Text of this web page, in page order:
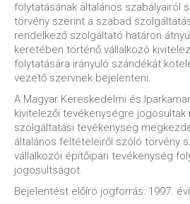
folytatásának általános szabályairól
törvény szerint a szabad
rendelkező szolgáltató határon
keretében történő vállalkozó
folytatására irányuló szándékát
vezető szervnek bejelenteni.
A Magyar Kereskedelmi és
kivitelezői tevékenységre jogosultak
szolgáltatási tevékenység
általános feltételeiről szóló törvény
vállalkozói építőipari tevékenység
jogosultságot.
Bejelentést előíró jogforrás: 1997.